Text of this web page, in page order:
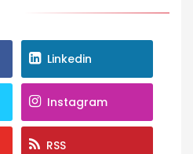
Linkedin
Instagram
RSS